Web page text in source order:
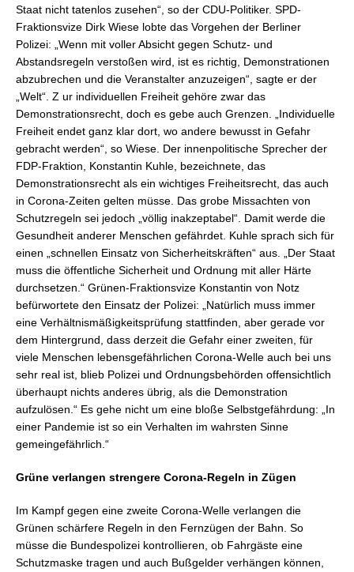
Staat nicht tatenlos zusehen“, so der CDU-Politiker. SPD-
Fraktionsvize Dirk Wiese lobte das Vorgehen der Berliner
Polizei: „Wenn mit voller Absicht gegen Schutz- und
Abstandsregeln verstoßen wird, ist es richtig, Demonstrationen
abzubrechen und die Veranstalter anzuzeigen“, sagte er der
„Welt“. Z ur individuellen Freiheit gehöre zwar das
Demonstrationsrecht, doch es gebe auch Grenzen. „Individuelle
Freiheit endet ganz klar dort, wo andere bewusst in Gefahr
gebracht werden“, so Wiese. Der innenpolitische Sprecher der
FDP-Fraktion, Konstantin Kuhle, bezeichnete, das
Demonstrationsrecht als ein wichtiges Freiheitsrecht, das auch
in Corona-Zeiten gelten müsse. Das grobe Missachten von
Schutzregeln sei jedoch „völlig inakzeptabel“. Damit werde die
Gesundheit anderer Menschen gefährdet. Kuhle sprach sich für
einen „schnellen Einsatz von Sicherheitskräften“ aus. „Der Staat
muss die öffentliche Sicherheit und Ordnung mit aller Härte
durchsetzen.“ Grünen-Fraktionsvize Konstantin von Notz
befürwortete den Einsatz der Polizei: „Natürlich muss immer
eine Verhältnismäßigkeitsprüfung stattfinden, aber gerade vor
dem Hintergrund, dass derzeit die Gefahr einer zweiten, für
viele Menschen lebensgefährlichen Corona-Welle auch bei uns
sehr real ist, blieb Polizei und Ordnungsbehörden offensichtlich
überhaupt nichts anderes übrig, als die Demonstration
aufzulösen.“ Es gehe nicht um eine bloße Selbstgefährdung: „In
einer Pandemie ist so ein Verhalten im wahrsten Sinne
gemeingefährlich.“
Grüne verlangen strengere Corona-Regeln in Zügen
Im Kampf gegen eine zweite Corona-Welle verlangen die
Grünen schärfere Regeln in den Fernzügen der Bahn. So
müsse die Bundespolizei kontrollieren, ob Fahrgäste eine
Schutzmaske tragen und auch Bußgelder verhängen können,